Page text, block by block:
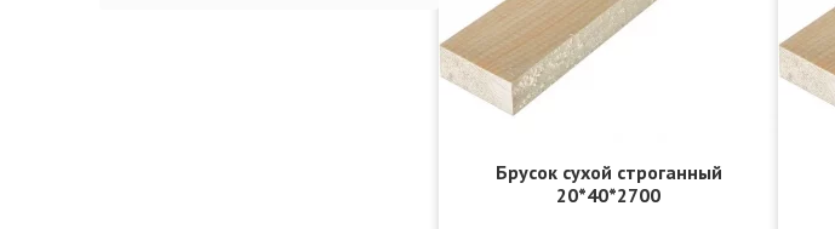
Брусок сухой строганный
20*40*2700